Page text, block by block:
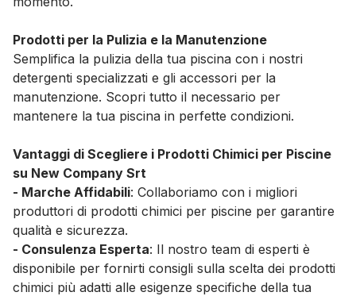
Prodotti per la Pulizia e la Manutenzione
Semplifica la pulizia della tua piscina con i nostri
detergenti specializzati e gli accessori per la
manutenzione. Scopri tutto il necessario per
mantenere la tua piscina in perfette condizioni.
Vantaggi di Scegliere i Prodotti Chimici per Piscine
su New Company Srt
- Marche Affidabili: Collaboriamo con i migliori
produttori di prodotti chimici per piscine per garantire
qualità e sicurezza.
- Consulenza Esperta: Il nostro team di esperti è
disponibile per fornirti consigli sulla scelta dei prodotti
chimici più adatti alle esigenze specifiche della tua